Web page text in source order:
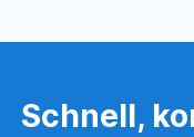
Schnell,